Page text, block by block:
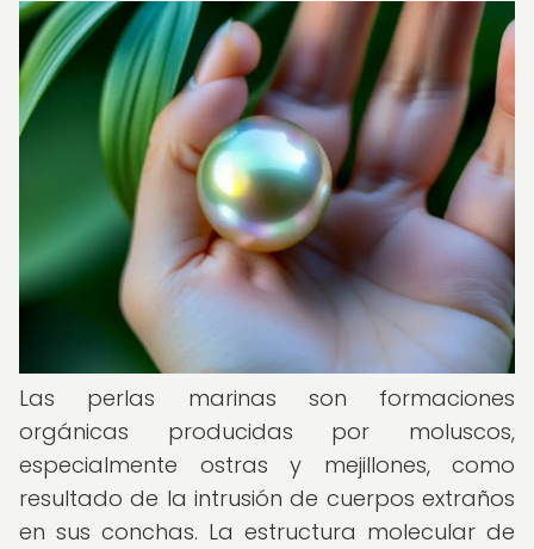
Las perlas marinas son formaciones
orgánicas producidas por moluscos,
especialmente ostras y mejillones, como
resultado de la intrusión de cuerpos extraños
en sus conchas. La estructura molecular de